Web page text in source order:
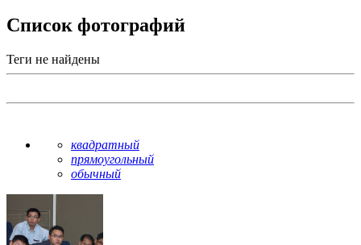
Список фотографий
Теги не найдены
квадратный
прямоугольный
обычный